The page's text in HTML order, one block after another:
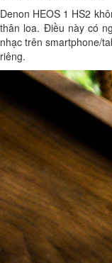
Denon HEOS 1 HS2
thân loa. Điều này có
nhạc trên smartphone/
riêng.